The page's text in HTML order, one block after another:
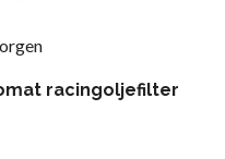
racingoljefilter